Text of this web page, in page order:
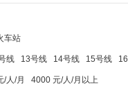
车站
线 13号线 14号线 15号线
/人/月 4000 元/人/月以上